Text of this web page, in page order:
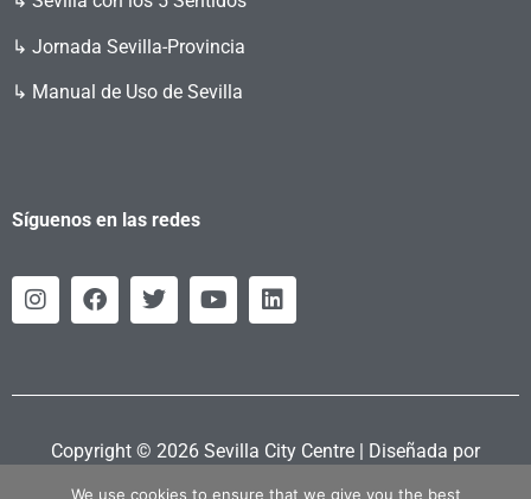
↳ Jornada Sevilla-Provincia
↳ Manual de Uso de Sevilla
Síguenos en las redes
Copyright © 2026 Sevilla City Centre | Diseñada por
We use cookies to ensure that we give you the best